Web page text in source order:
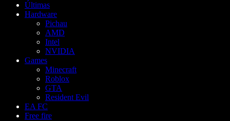
Últimas
Hardware
Pichau
AMD
Intel
NVIDIA
Games
Minecraft
Roblox
GTA
Resident Evil
EA FC
Free fire